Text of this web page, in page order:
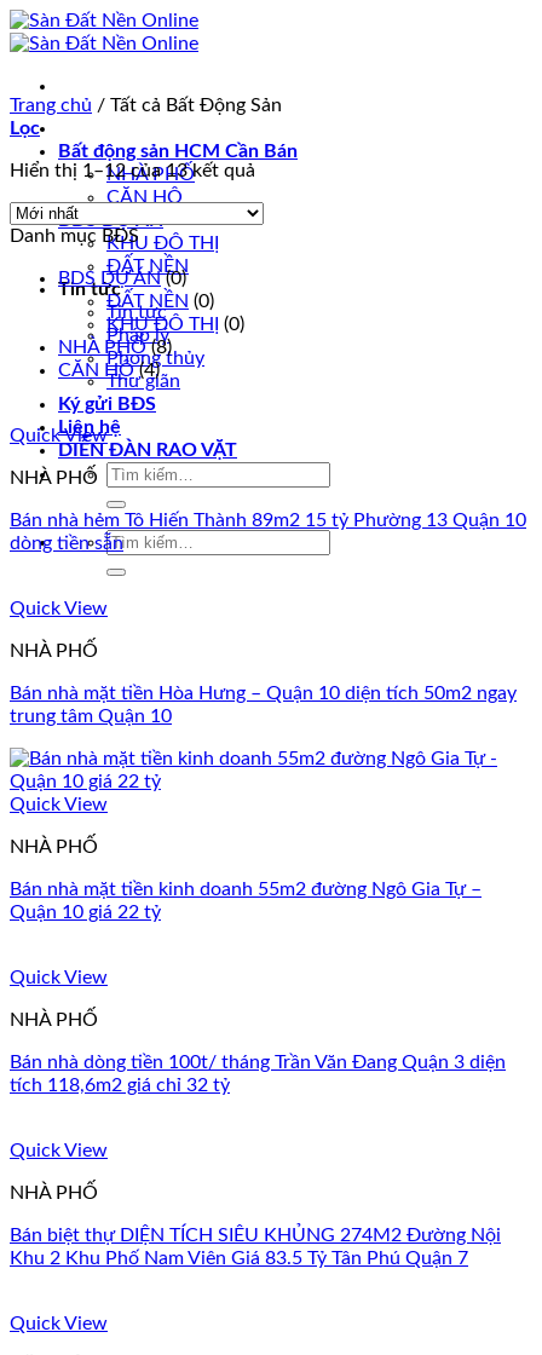
Skip
to
Bất động sản HCM Cần Bán
NHÀ PHỐ
CĂN HỘ
BDS DỰ ÁN
KHU ĐÔ THỊ
ĐẤT NỀN
Tin tức
Tin tức
Pháp lý
Phong thủy
Thư giãn
Ký gửi BĐS
Liên hệ
DIỄN ĐÀN RAO VẶT
Tìm
Tìm
Trang chủ / Tất cả Bất Động Sản
Lọc
Hiển thị 1–12 của 13 kết quả
Danh mục BĐS
BDS DỰ ÁN (0)
ĐẤT NỀN (0)
KHU ĐÔ THỊ
(0)
NHÀ PHỐ (8)
CĂN HỘ (4)
Quick View
NHÀ PHỐ
Bán nhà hẻm Tô Hiến Thành 89m2 15 tỷ Phường 13 Quận 10
dòng tiền sẵn
Quick View
NHÀ PHỐ
Bán nhà mặt tiền Hòa Hưng – Quận 10 diện tích 50m2 ngay
trung tâm Quận 10
Quick View
NHÀ PHỐ
Bán nhà mặt tiền kinh doanh 55m2 đường Ngô Gia Tự –
Quận 10 giá 22 tỷ
Quick View
NHÀ PHỐ
Bán nhà dòng tiền 100t/ tháng Trần Văn Đang Quận 3 diện
tích 118,6m2 giá chỉ 32 tỷ
Quick View
NHÀ PHỐ
Bán biệt thự DIỆN TÍCH SIÊU KHỦNG 274M2 Đường Nội
Khu 2 Khu Phố Nam Viên Giá 83.5 Tỷ Tân Phú Quận 7
Quick View